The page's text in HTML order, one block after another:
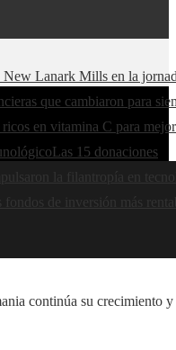
Lanark Mills en la
que cambiaron para
en vitamina C para
Las 15 donaciones
la filantropía en
de inversión más
continúa su crecimiento y